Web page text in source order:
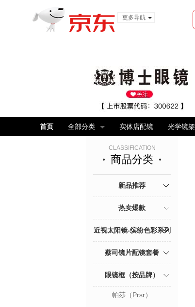
更多导航
首页 全部分类 实体店配镜 光学镜架
CLASSIFICATION
商品分类
新品推荐
热卖爆款
近视太阳镜-缤纷色彩系列
蔡司镜片配镜套餐
眼镜框（按品牌）
帕莎（Prsr）